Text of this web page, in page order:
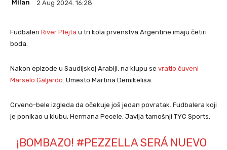
Milan 2 Aug 2024. 16:28
Fudbaleri River Plejta u tri kola prvenstva Argentine imaju četiri
boda.
Nakon epizode u Saudijskoj Arabiji, na klupu se vratio čuveni
Marselo Galjardo . Umesto Martina Demikelisa.
Crveno-bele izgleda da očekuje još jedan povratak. Fudbalera koji
je ponikao u klubu, Hermana Pecele. Javlja tamošnji TYC Sports.
¡BOMBAZO! #PEZZELLASERÁ NUEVO